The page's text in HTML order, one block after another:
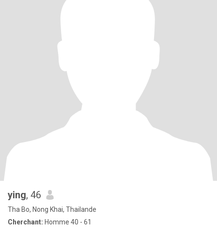
ying, 46
Tha Bo, Nong Khai, Thailande
Cherchant: Homme 40 - 61